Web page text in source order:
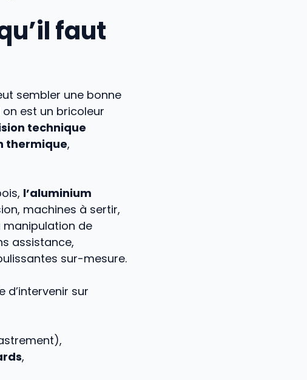
faut
sembler une bonne
est un bricoleur
technique
thermique,
l’aluminium
machines à sertir,
manipulation de
assistance,
sur-mesure.
d’intervenir sur
,